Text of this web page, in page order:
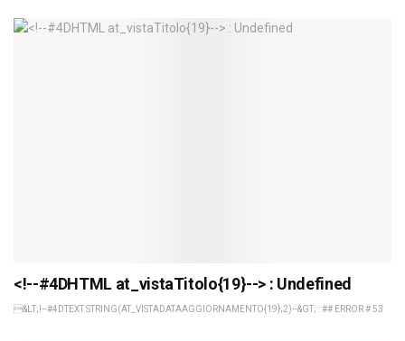
<!--#4DHTML at_vistaTitolo{19}--> : Undefined
&LT;!--#4DTEXT STRING(AT_VISTADATAAGGIORNAMENTO{19};2)--&GT; : ## ERROR # 53